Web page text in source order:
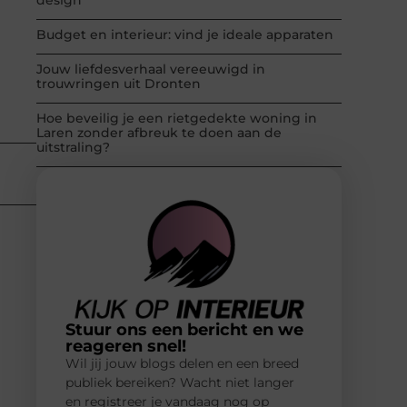
Budget en interieur: vind je ideale apparaten
Jouw liefdesverhaal vereeuwigd in
trouwringen uit Dronten
Hoe beveilig je een rietgedekte woning in
Laren zonder afbreuk te doen aan de
uitstraling?
Stuur ons een bericht en we
reageren snel!
Wil jij jouw blogs delen en een breed
publiek bereiken? Wacht niet langer
en registreer je vandaag nog op